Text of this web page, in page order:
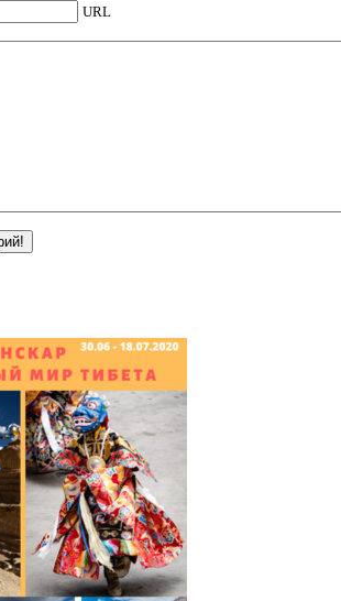
URL